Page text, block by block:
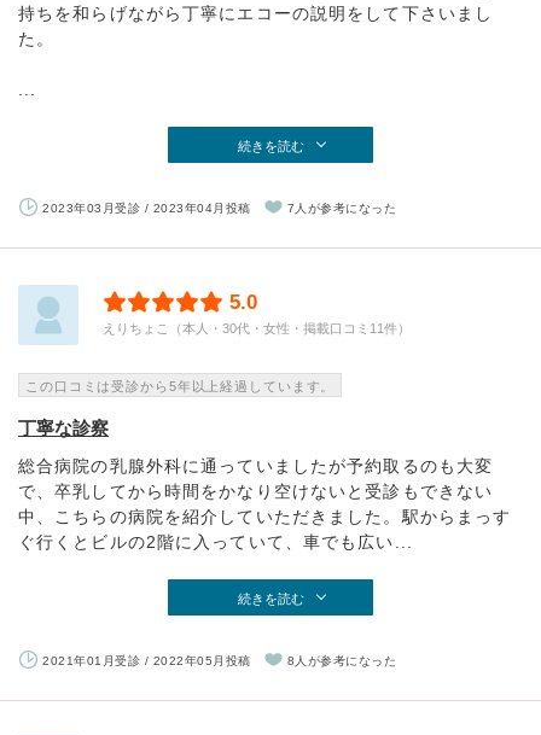
持ちを和らげながら丁寧にエコーの説明をして下さいまし
た。
続きを読む
2023年03月受診 / 2023年04月投稿 7人が参考になった
5.0
えりちょこ（本人・30代・女性・掲載口コミ11件）
この口コミは受診から5年以上経過しています。
丁寧な診察
総合病院の乳腺外科に通っていましたが予約取るのも大変
で、卒乳してから時間をかなり空けないと受診もできない
中、こちらの病院を紹介していただきました。駅からまっす
ぐ行くとビルの2階に入っていて、車でも広い...
続きを読む
2021年01月受診 / 2022年05月投稿 8人が参考になった